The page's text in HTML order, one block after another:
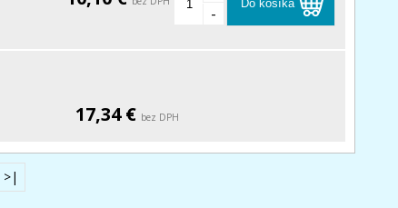
-
Do košíka
17,34 € bez DPH
>|